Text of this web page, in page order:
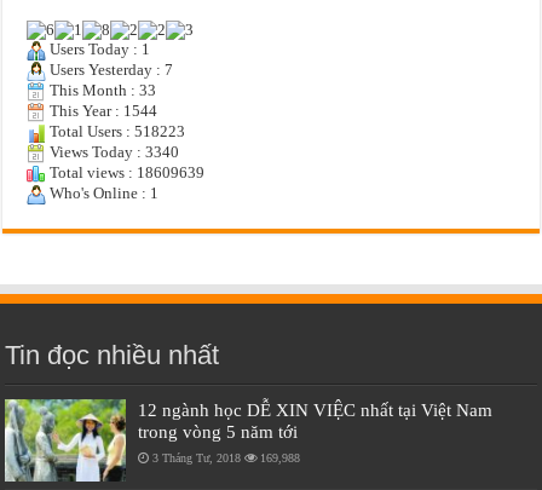
Users Today : 1
Users Yesterday : 7
This Month : 33
This Year : 1544
Total Users : 518223
Views Today : 3340
Total views : 18609639
Who's Online : 1
Tin đọc nhiều nhất
12 ngành học DỄ XIN VIỆC nhất tại Việt Nam
trong vòng 5 năm tới
3 Tháng Tư, 2018 169,988